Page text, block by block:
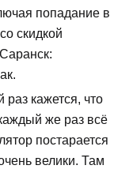
попадание в
скидкой
раз кажется, что
же раз всё
постарается
велики. Там